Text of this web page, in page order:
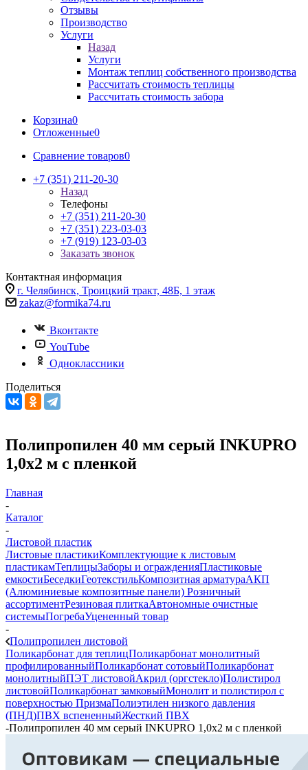
Отзывы
Производство
Услуги
Назад
Услуги
Монтаж теплиц собственного производства
Рассчитать стоимость теплицы
Рассчитать стоимость забора
Корзина0
Отложенные0
Сравнение товаров0
+7 (351) 211-20-30
Назад
Телефоны
+7 (351) 211-20-30
+7 (351) 223-03-03
+7 (919) 123-03-03
Заказать звонок
Контактная информация
г. Челябинск, Троицкий тракт, 48Б, 1 этаж
zakaz@formika74.ru
Вконтакте
YouTube
Одноклассники
Поделиться
Полипропилен 40 мм серый INKUPRO
1,0х2 м с пленкой
Главная
-
Каталог
-
Листовой пластик
Листовые пластикиКомплектующие к листовым
пластикамТеплицыЗаборы и огражденияПластиковые
емкостиБеседкиГеотекстильКомпозитная арматураАКП
(Алюминиевые композитные панели) Розничный
ассортиментРезиновая плиткаАвтономные очистные
системыПогребаУцененный товар
-
Полипропилен листовой
Поликарбонат для теплицПоликарбонат монолитный
профилированныйПоликарбонат сотовыйПоликарбонат
монолитныйПЭТ листовойАкрил (оргстекло)Полистирол
листовойПоликарбонат замковыйМонолит и полистирол с
поверхностью ПризмаПолиэтилен низкого давления
(ПНД)ПВХ вспененныйЖесткий ПВХ
-Полипропилен 40 мм серый INKUPRO 1,0х2 м с пленкой